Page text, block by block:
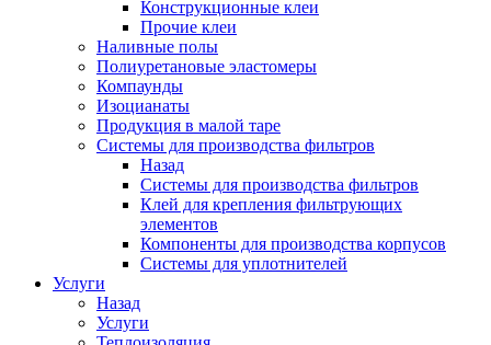
Конструкционные клеи
Прочие клеи
Наливные полы
Полиуретановые эластомеры
Компаунды
Изоцианаты
Продукция в малой таре
Системы для производства фильтров
Назад
Системы для производства фильтров
Клей для крепления фильтрующих
элементов
Компоненты для производства корпусов
Системы для уплотнителей
Услуги
Назад
Услуги